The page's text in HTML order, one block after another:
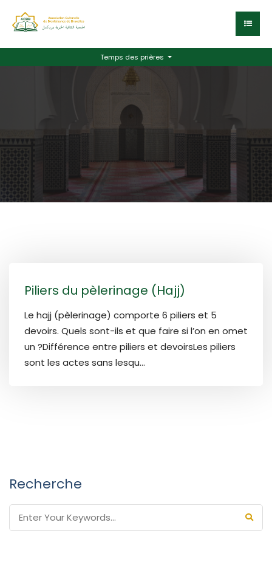
Temps des prières
Piliers du pèlerinage (Hajj)
Le hajj (pèlerinage) comporte 6 piliers et 5
devoirs. Quels sont-ils et que faire si l’on en omet
un ?Différence entre piliers et devoirsLes piliers
sont les actes sans lesqu...
Recherche